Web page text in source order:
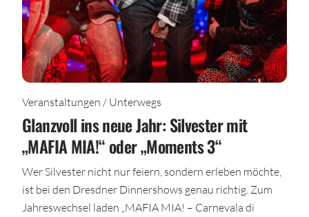
Veranstaltungen / Unterwegs
Glanzvoll ins neue Jahr: Silvester mit
„MAFIA MIA!“ oder „Moments 3“
Wer Silvester nicht nur feiern, sondern erleben möchte,
ist bei den Dresdner Dinnershows genau richtig. Zum
Jahreswechsel laden „MAFIA MIA! – Carnevala di